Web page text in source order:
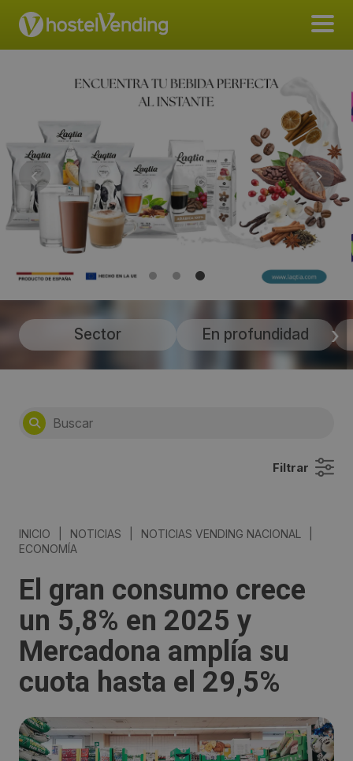
Sector En profundidad
Filtrar
INICIO NOTICIAS NOTICIAS VENDING NACIONAL
ECONOMÍA
El gran consumo crece
un 5,8% en 2025 y
Mercadona amplía su
cuota hasta el 29,5%